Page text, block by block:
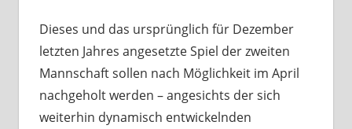
Dieses und das ursprünglich für Dezember
letzten Jahres angesetzte Spiel der zweiten
Mannschaft sollen nach Möglichkeit im April
nachgeholt werden – angesichts der sich
weiterhin dynamisch entwickelnden